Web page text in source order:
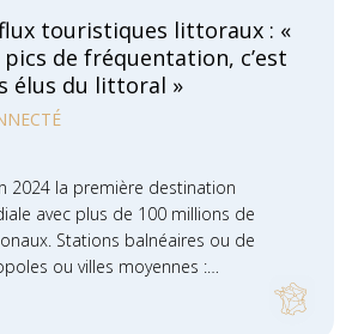
touristiques littoraux : «
de fréquentation, c’est
élus du littoral »
2024 la première destination
avec plus de 100 millions de
Stations balnéaires ou de
ou villes moyennes :…